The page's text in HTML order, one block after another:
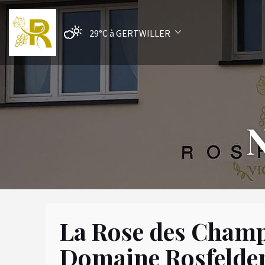
29°Cà GERTWILLER
La Rose des
Domaine